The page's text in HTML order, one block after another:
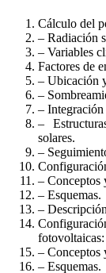
Cálculo del
– Radiación
– Variables
Factores de
– Ubicación
–
–
–
solares.
–
– Conceptos
– Esquemas.
–
fotovoltaicas:
– Conceptos
– Esquemas.